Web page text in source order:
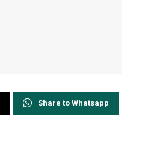
Share to Whatsapp